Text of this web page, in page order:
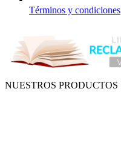
Términos y condiciones
NUESTROS PRODUCTOS